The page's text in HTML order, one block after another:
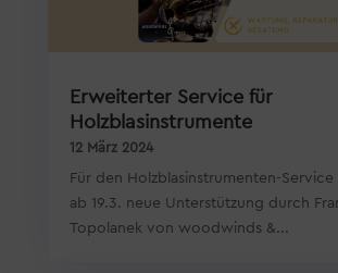
Erweiterter Service für
Holzblasinstrumente
12 März 2024
Für den Holzblasinstrumenten-
ab 19.3. neue Unterstützung durch
Topolanek von woodwinds &...